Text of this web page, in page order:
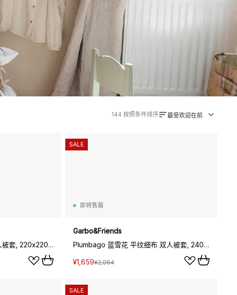
144 按照条件排序 最受欢迎在前
Pomme 苹果 平纹细布 双人被套, 220x220cm
即将售罄
Garbo&Friends
Plumbago 蓝雪花 平纹细布 双人被套, 240x220cm
¥1,659¥2,064
SALE
SALE